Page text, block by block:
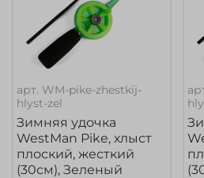
арт. WM-pike-zhestkij-
hlyst-zel
Зимняя удочка
WestMan Pike, хлыст
плоский, жесткий
(30см), Зеленый